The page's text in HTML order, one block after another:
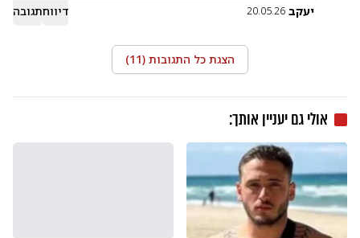
יעקב 20.05.26 דיווחתגובה
הצגת כל התגובות (11
)
אולי גם יעניין אותך: